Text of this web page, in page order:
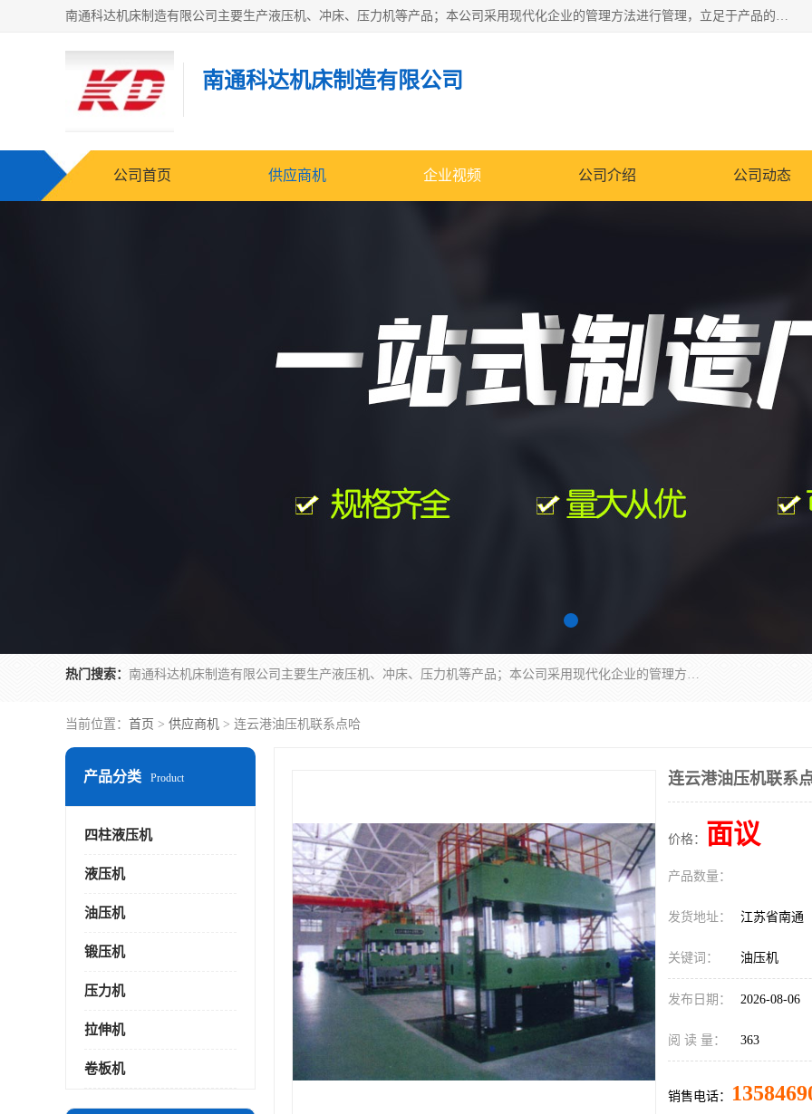
南通科达机床制造有限公司主要生产液压机、冲床、压力机等产品；本公司采用现代化企业的管理方法进行管理，立足于产品的质量管理，以优秀的品质、新颖的设计、合理的价格、完善的服务赢得广大客户的充分信赖和良好的口碑。领导层将运用科学管理方法及长期积累下来的经验和广泛领域吸取来新的技术不断调整产品结构，为市场提供精良的各类机械设备。企业将坚持与国内外各界朋友，真诚合作，共创辉煌。
南通科达机床制造有限公司
公司首页 供应商机 企业视频 公司介绍 公司动态
热门搜索： 南通科达机床制造有限公司主要生产液压机、冲床、压力机等产品；本公司采用现代化企业的管理方法进行管理，立足于产品的质量管理，以优秀的品质、新颖的设计、合理的价格、完善的服务赢得广大客户的充分信赖和良好的口碑。领导层将运用科学管理方法及长期积累下来的经验和广泛领域吸取来新的技术不断调整产品结构，为市场提供精良的各类机械设备。企业将坚持与国内外各界朋友，真诚合作，共创辉煌。
当前位置： 首页 > 供应商机 > 连云港油压机联系点哈
产品分类 Product
四柱液压机
液压机
油压机
锻压机
压力机
拉伸机
卷板机
连云港油压机联系
价格： 面议
产品数量：
发货地址： 江苏省南通
关键词： 油压机
发布日期： 2026-08-06
阅 读 量： 363
销售电话：